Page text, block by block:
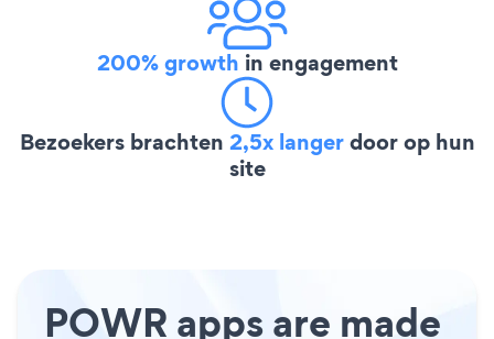
200% growth in engagement
Bezoekers brachten 2,5x langerdoor op hun
site
POWR apps are made